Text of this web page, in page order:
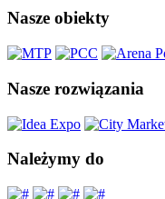
Nasze obiekty
Nasze rozwiązania
Należymy do